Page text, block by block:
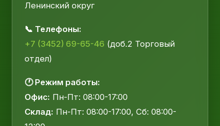
Ленинский округ
📞 Телефоны:
+7 (3452) 69-65-46 (доб.2 Торговый
отдел)
🕐 Режим работы:
Офис: Пн-Пт: 08:00-17:00
Склад: Пн-Пт: 08:00-17:00, Сб: 08:00-